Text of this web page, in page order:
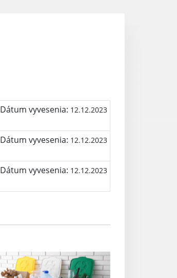
Dátum vyvesenia: 12.12.2023
Dátum vyvesenia: 12.12.2023
Dátum vyvesenia: 12.12.2023